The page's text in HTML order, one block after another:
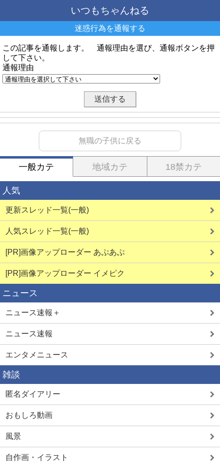
いつもちゃんねる
迷惑行為を通報する
この記事を通報します。 通報理由を選び、通報ボタンを押
して下さい。
通報理由
無職の子供に戻る
一般カテ 地域カテ 18禁カテ
人気
更新スレッド一覧(一般)
人気スレッド一覧(一般)
[PR]画像アップローダー あぷあぷ
[PR]画像アップローダー イメピク
ニュース
ニュース速報＋
ニュース速報
エンタメニュース
雑談
匿名ダイアリー
おもしろ動画
風景
自作画・イラスト